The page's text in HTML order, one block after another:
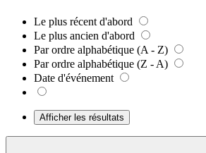
Le plus récent d'abord
Le plus ancien d'abord
Par ordre alphabétique (A - Z)
Par ordre alphabétique (Z - A)
Date d'événement
Afficher les résultats